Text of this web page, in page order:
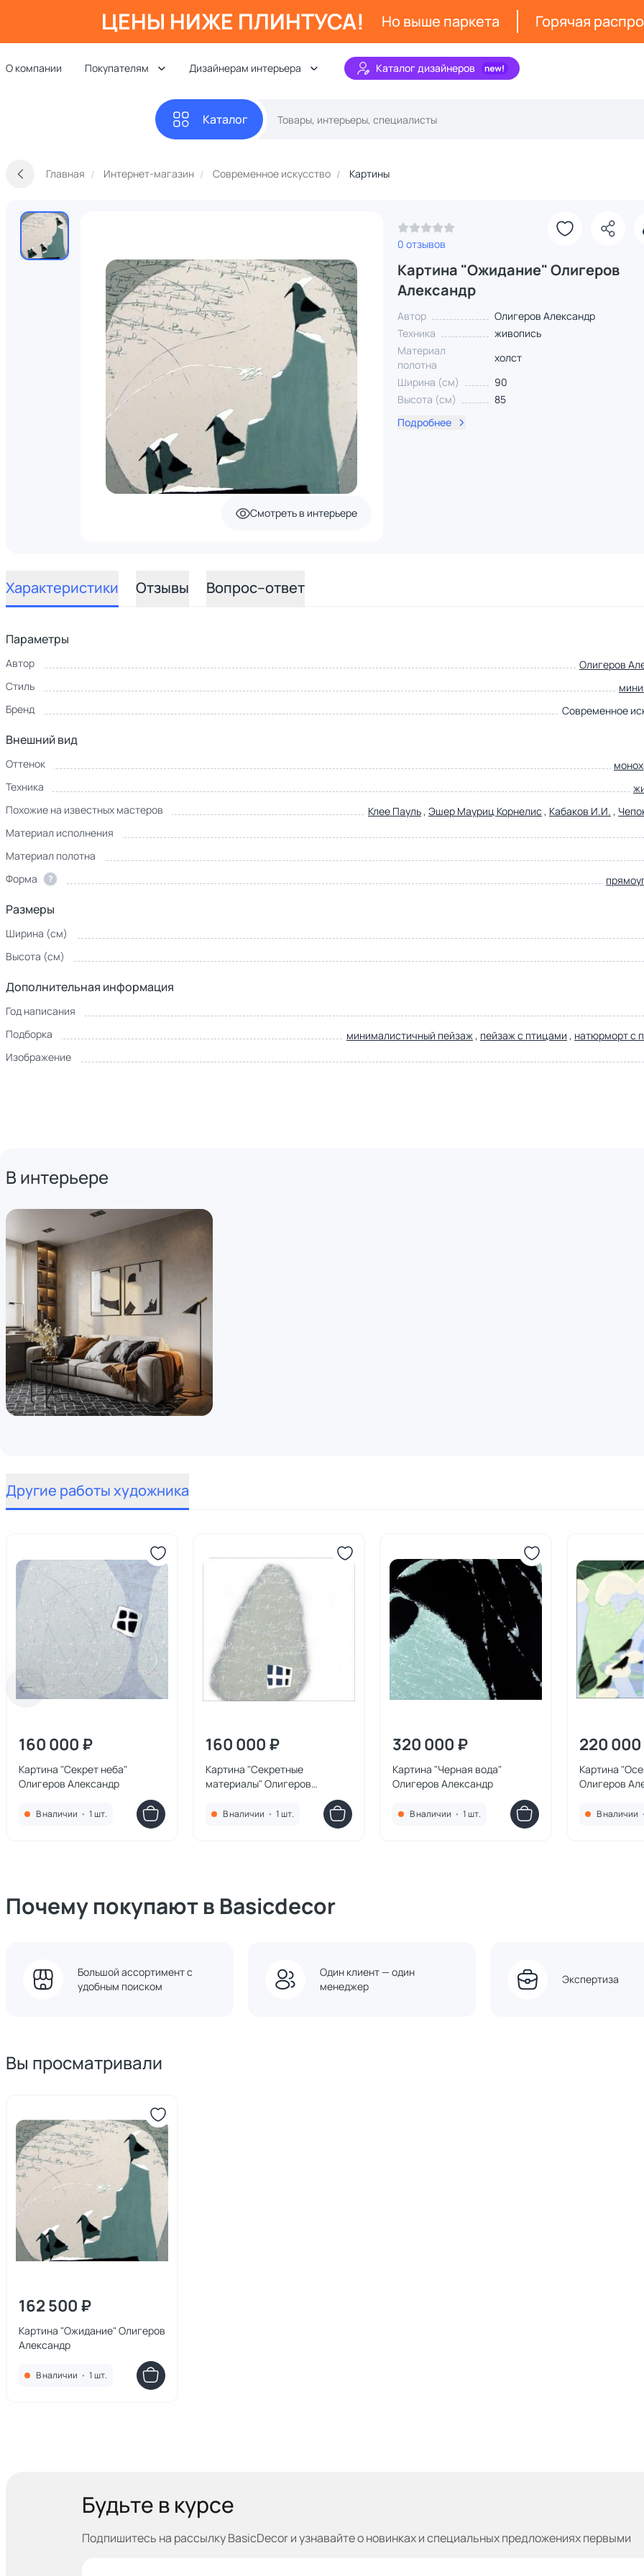
ЦЕНЫ НИЖЕ ПЛИНТУСА! Но выше паркета Горячая
О компании Покупателям Дизайнерам интерьера Каталог дизайнеров
Каталог
Главная Интернет-магазин Современное искусство Картины
Смотреть в интерьере
0 отзывов
Картина "Ожидание" Олигеров
Александр
Автор
Олигеров Александр
Техника
живопись
Материал
полотна
холст
Ширина (см)
90
Высота (см)
85
Подробнее
Характеристики Отзывы Вопрос–ответ
Параметры
Автор
Олигеров
Стиль
Бренд
Современное
Внешний вид
Оттенок
Техника
Похожие на известных мастеров
Клее Пауль, Эшер Мауриц Корнелис , Кабаков И.И. ,
Материал исполнения
Материал полотна
Форма
?
Размеры
Ширина (см)
Высота (см)
Дополнительная информация
Год написания
Подборка
минималистичный пейзаж, пейзаж с птицами , натюрморт с
Изображение
В интерьере
Другие работы художника
160 000 ₽
Картина "Секрет неба"
Олигеров Александр
В наличии • 1 шт.
160 000 ₽
Картина "Секретные
материалы" Олигеров
В наличии • 1 шт.
320 000 ₽
Картина "Черная вода"
Олигеров Александр
В наличии • 1 шт.
220
Картина
Олигеров
В наличии •
Почему покупают в Basicdecor
Большой ассортимент с
удобным поиском
Один клиент — один
менеджер
Экспертиза
Вы просматривали
162 500 ₽
Картина "Ожидание" Олигеров
Александр
В наличии • 1 шт.
Будьте в курсе
Подпишитесь на рассылку BasicDecor и узнавайтео новинках и специальных предложениях первыми